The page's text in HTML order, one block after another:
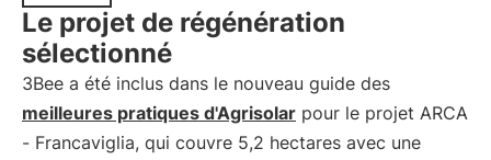
Le projet de régénération
sélectionné
3Bee a été inclus dans le nouveau guide des
meilleures pratiques d'Agrisolar pour le projet ARCA
- Francaviglia, qui couvre 5,2 hectares avec une